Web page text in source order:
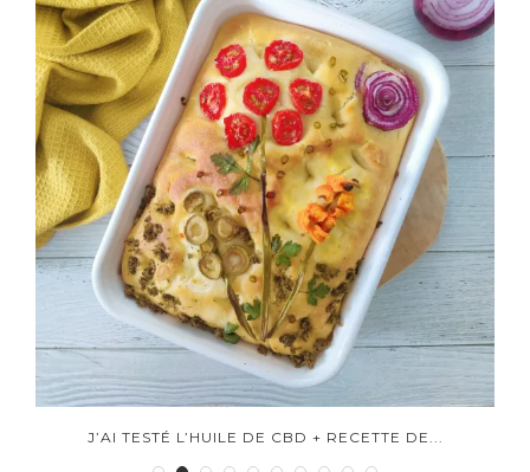
J’AI TESTÉ L’HUILE DE CBD + RECETTE DE...